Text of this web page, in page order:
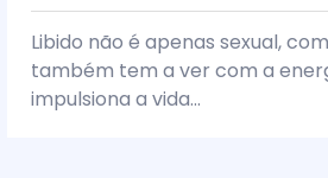
Libido não é apenas sexual,
também tem a ver com a
impulsiona a vida...